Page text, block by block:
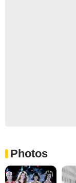
Photos